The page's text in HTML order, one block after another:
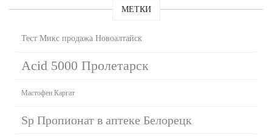
МЕТКИ
Тест Микс продажа Новоалтайск
Acid 5000 Пролетарск
Мастофен Каргат
Sp Пропионат в аптеке Белорецк